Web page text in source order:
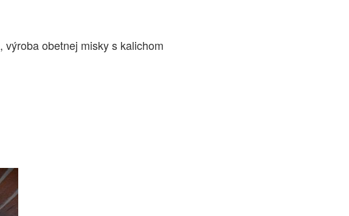
, výroba obetnej misky s kalichom